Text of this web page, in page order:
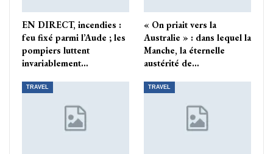
EN DIRECT, incendies :
feu fixé parmi l’Aude ; les
pompiers luttent
invariablement…
« On priait vers la
Australie » : dans lequel la
Manche, la éternelle
austérité de…
TRAVEL TRAVEL